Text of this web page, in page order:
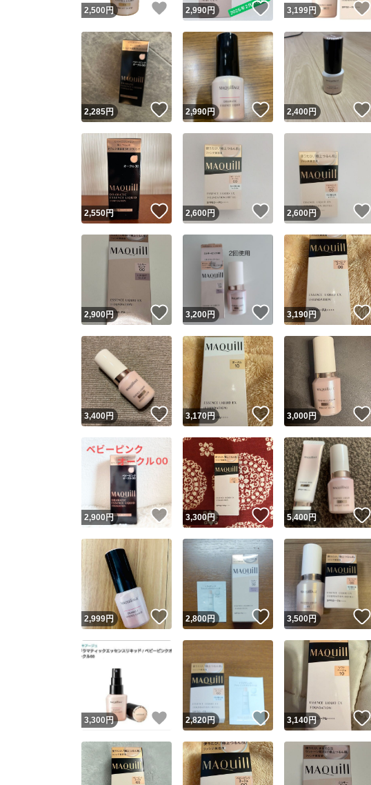
スピード発送
安心発送
2,500 円 いいね！
2,990円 いいね！
3,199円
2,285円 いいね！
2,990円 いいね！
2,400円
2,550円 いいね！
2,600円 いいね！
2,600円
2,900円 いいね！
3,200円 いいね！
3,190円
3,400円 いいね！
3,170円 いいね！
3,000円
2,900円 いいね！
3,300円 いいね！
5,400 円
2,999円 いいね！
2,800円 いいね！
3,500円
3,300 円 いいね！
2,820円 いいね！
3,140円